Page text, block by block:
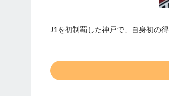
J1を初制覇した神戸で、自身初の